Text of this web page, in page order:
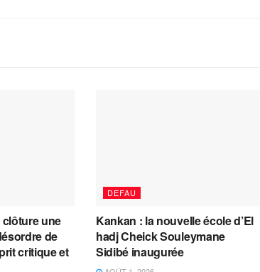
clôture une
de
critique et
DEFAU
Kankan : la nouvelle école d’El
hadj Cheick Souleymane
Sidibé inaugurée